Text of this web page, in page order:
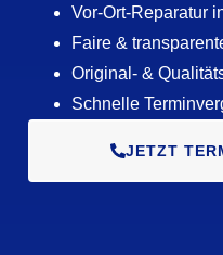
Vor-Ort-Reparatur
Faire &
Original- &
Schnelle
JETZT